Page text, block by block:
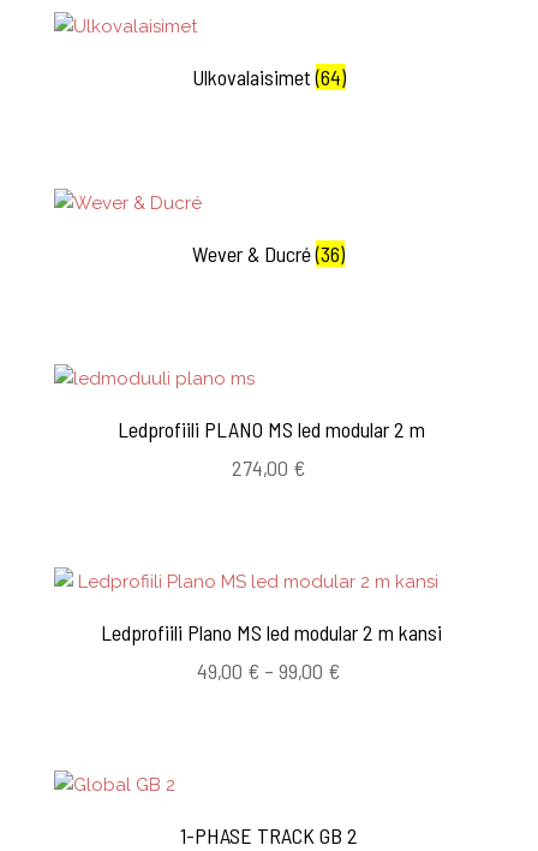
Ulkovalaisimet(64)
Wever & Ducré(36)
Ledprofiili PLANO MS led modular 2 m
274,00 €
Ledprofiili Plano MS led modular 2 m kansi
49,00 € – 99,00 €Hintaluokka:
1-PHASE TRACK GB 2